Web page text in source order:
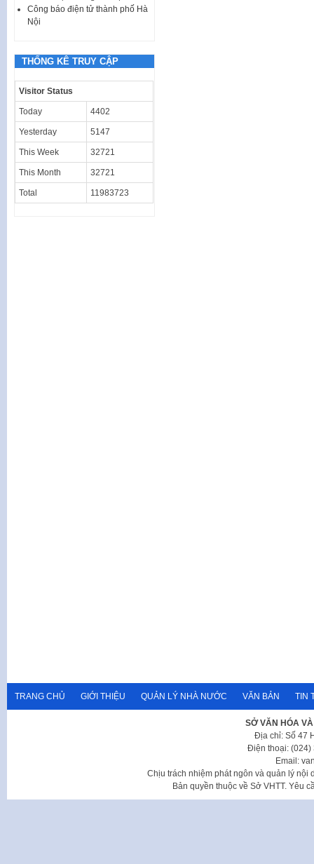
Công báo điện tử thành phố Hà
Nội
THỐNG KÊ TRUY CẬP
Visitor Status
Today 4402
Yesterday 5147
This Week 32721
This Month 32721
Total 11983723
TRANG CHỦ GIỚI THIỆU QUẢN LÝ NHÀ NƯỚC VĂN BẢN TIN
SỞ VĂN HÓA
Địa chỉ: Số 47
Điện thoại: (024)
Email:
Chịu trách nhiệm phát ngôn và quản lý nội
Bản quyền thuộc về Sở VHTT. Yêu